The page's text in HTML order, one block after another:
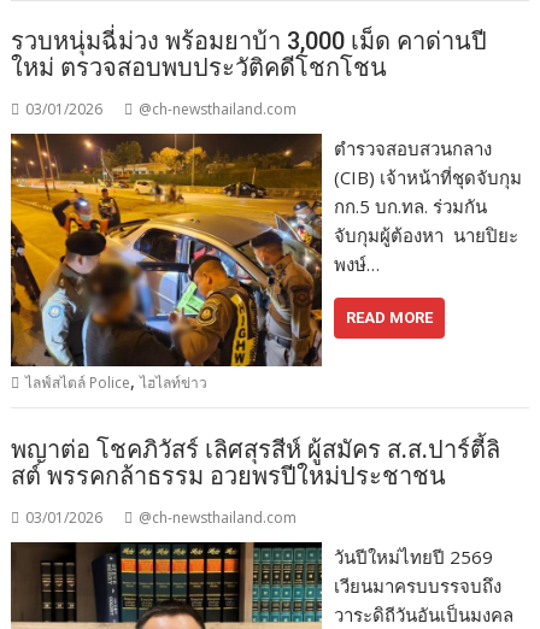
รวบหนุ่มฉี่ม่วง พร้อมยาบ้า 3,000 เม็ด คาด่านปี
ใหม่ ตรวจสอบพบประวัติคดีโชกโชน
03/01/2026 @ch-newsthailand.com
ตำรวจสอบสวนกลาง
(CIB) เจ้าหน้าที่ชุดจับกุม
กก.5 บก.ทล. ร่วมกัน
จับกุมผู้ต้องหา นายปิยะ
พงษ์…
READ MORE
ไลฟ์สไตล์ Police,ไฮไลท์ข่าว
พญาต่อ โชคภิวัสร์ เลิศสุรสีห์ ผู้สมัคร ส.ส.ปาร์ตี้ลิ
สต์ พรรคกล้าธรรม อวยพรปีใหม่ประชาชน
03/01/2026 @ch-newsthailand.com
วันปีใหม่ไทยปี 2569
เวียนมาครบบรรจบถึง
วาระดิถีวันอันเป็นมงคล